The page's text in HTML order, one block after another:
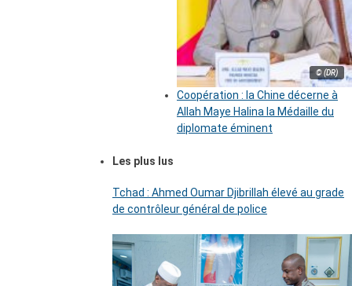
© (DR)
Coopération : la Chine décerne à
Allah Maye Halina la Médaille du
diplomate éminent
Les plus lus
Tchad : Ahmed Oumar Djibrillah élevé au grade
de contrôleur général de police